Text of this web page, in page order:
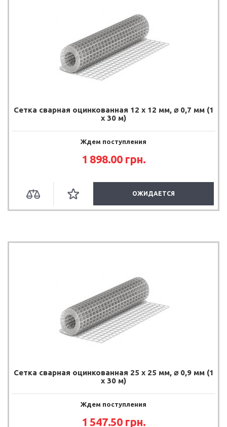
Сетка сварная оцинкованная 12 х 12 мм, ⌀ 0,7 мм (1
х 30 м)
Ждем поступления
1 898.00 грн.
ОЖИДАЕТСЯ
Сетка сварная оцинкованная 25 х 25 мм, ⌀ 0,9 мм (1
х 30 м)
Ждем поступления
1 547.50 грн.